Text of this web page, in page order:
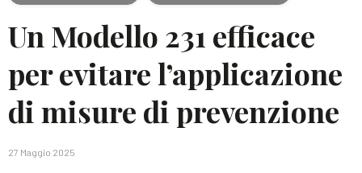
Un Modello 231 efficace
per evitare l’applicazione
di misure di prevenzione
27 Maggio 2025